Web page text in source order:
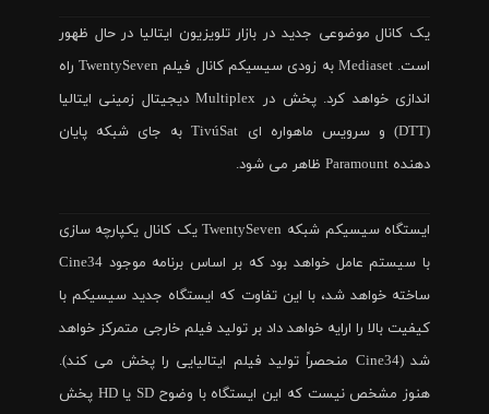
یک کانال موضوعی جدید در بازار تلویزیون ایتالیا در حال ظهور
است. Mediaset به زودی سیسیکم کانال فیلم TwentySeven راه
اندازی خواهد کرد. پخش در Multiplex دیجیتال زمینی ایتالیا
(DTT) و سرویس ماهواره ای TivúSat به جای شبکه پایان
دهنده Paramount ظاهر می شود.
ایستگاه سیسیکم شبکه TwentySeven یک کانال یکپارچه سازی
با سیستم عامل خواهد بود که بر اساس برنامه موجود Cine34
ساخته خواهد شد، با این تفاوت که ایستگاه جدید سیسیکم با
کیفیت بالا را ارایه خواهد داد بر تولید فیلم خارجی متمرکز خواهد
شد (Cine34 منحصراً تولید فیلم ایتالیایی را پخش می کند).
هنوز مشخص نیست که این ایستگاه با وضوح SD یا HD پخش